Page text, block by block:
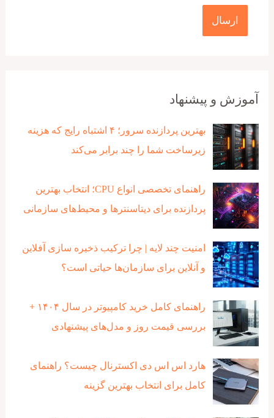
آموزش و پیشنهاد
بهترین پردازنده‌ سرور؛ ۴ اشتباه رایج که هزینه
زیرساخت شما را چند برابر می‌کند
راهنمای تخصصی انواع CPU؛ انتخاب بهترین
پردازنده برای دیتاسنترها و محیط‌های سازمانی
امنیت چند لایه | چرا ترکیب ذخیره‌ سازی آفلاین
و آنلاین برای سازمان‌ها حیاتی است؟
راهنمای کامل خرید کامپیوتر در سال ۱۴۰۴ +
بررسی قیمت روز و مدل‌های پیشنهادی
هارد اس اس دی اکسترنال چیست؟ راهنمای
کامل برای انتخاب بهترین گزینه